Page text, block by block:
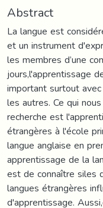
Abstract
La langue est
et un instrument
les membres d’une
jours,l'apprentissage
important surtout
les autres. Ce qui
recherche est
étrangères à l'école
langue anglaise en
apprentissage de la
est de connaître siles
langues étrangères
d'apprentissage.